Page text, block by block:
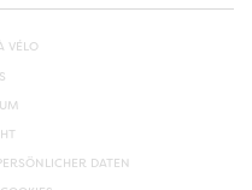
VÉLO
DATEN